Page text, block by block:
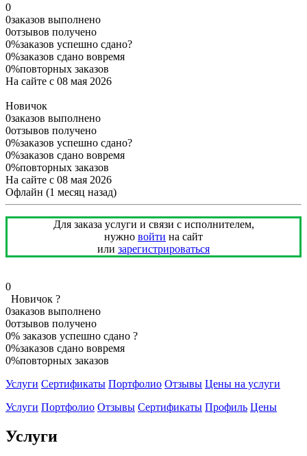
0
0заказов выполнено
0отзывов получено
0%заказов успешно сдано?
0%заказов сдано вовремя
0%повторных заказов
На сайте с 08 мая 2026
Новичок
0заказов выполнено
0отзывов получено
0%заказов успешно сдано?
0%заказов сдано вовремя
0%повторных заказов
На сайте с 08 мая 2026
Офлайн (1 месяц назад)
Для заказа услуги и связи с исполнителем,
нужно войти на сайт
или зарегистрироваться
0
Новичок ?
0заказов выполнено
0отзывов получено
0% заказов успешно сдано ?
0%заказов сдано вовремя
0%повторных заказов
Услуги Сертификаты Портфолио Отзывы Цены на услуги
Услуги Портфолио Отзывы Сертификаты Профиль Цены
Услуги